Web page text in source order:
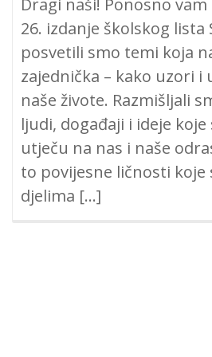
26. izdanje školskog lista
posvetili smo temi koja
zajednička – kako uzori i
naše živote. Razmišljali
ljudi, događaji i ideje
utječu na nas i naše
to povijesne ličnosti koje
djelima […]